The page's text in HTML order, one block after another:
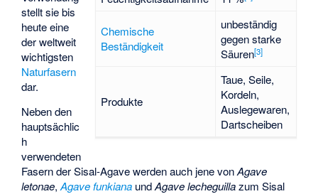
Chemische
Beständigkeit
unbeständig
gegen starke
Säuren[3]
Produkte
Taue, Seile,
Kordeln,
Auslegewaren,
Dartscheiben
stellt sie bis
heute eine
der weltweit
wichtigsten
Naturfasern
dar.
Neben den
hauptsächlic
h
verwendeten
Fasern der Sisal-Agave werden auch jene vonAgave
letonae,Agave funkiana undAgave lecheguillazum Sisal